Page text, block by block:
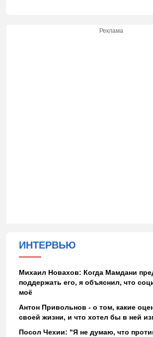
Реклама
ИНТЕРВЬЮ
Михаил Новахов: Когда Мамдани
поддержать его, я объяснил, что
моё
Антон Привольнов - о том, какие
своей жизни, и что хотел бы в ней
Посол Чехии: "Я не думаю, что